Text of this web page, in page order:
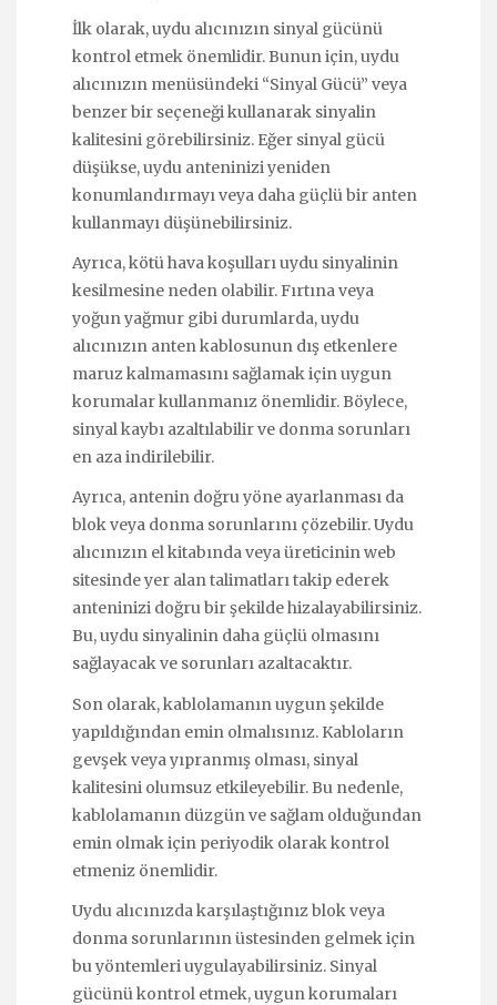
İlk olarak, uydu alıcınızın sinyal gücünü
kontrol etmek önemlidir. Bunun için, uydu
alıcınızın menüsündeki “Sinyal Gücü” veya
benzer bir seçeneği kullanarak sinyalin
kalitesini görebilirsiniz. Eğer sinyal gücü
düşükse, uydu anteninizi yeniden
konumlandırmayı veya daha güçlü bir anten
kullanmayı düşünebilirsiniz.
Ayrıca, kötü hava koşulları uydu sinyalinin
kesilmesine neden olabilir. Fırtına veya
yoğun yağmur gibi durumlarda, uydu
alıcınızın anten kablosunun dış etkenlere
maruz kalmamasını sağlamak için uygun
korumalar kullanmanız önemlidir. Böylece,
sinyal kaybı azaltılabilir ve donma sorunları
en aza indirilebilir.
Ayrıca, antenin doğru yöne ayarlanması da
blok veya donma sorunlarını çözebilir. Uydu
alıcınızın el kitabında veya üreticinin web
sitesinde yer alan talimatları takip ederek
anteninizi doğru bir şekilde hizalayabilirsiniz.
Bu, uydu sinyalinin daha güçlü olmasını
sağlayacak ve sorunları azaltacaktır.
Son olarak, kablolamanın uygun şekilde
yapıldığından emin olmalısınız. Kabloların
gevşek veya yıpranmış olması, sinyal
kalitesini olumsuz etkileyebilir. Bu nedenle,
kablolamanın düzgün ve sağlam olduğundan
emin olmak için periyodik olarak kontrol
etmeniz önemlidir.
Uydu alıcınızda karşılaştığınız blok veya
donma sorunlarının üstesinden gelmek için
bu yöntemleri uygulayabilirsiniz. Sinyal
gücünü kontrol etmek, uygun korumaları